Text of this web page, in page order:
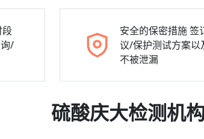
/
安全的保密措施签
议/保护测试方案以
不被泄漏
硫酸庆大检测机